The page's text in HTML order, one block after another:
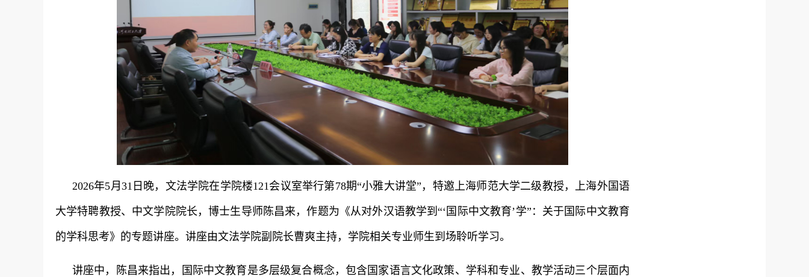
2026年5月31日晚，文法学院在学院楼121会议室举行第78期“小雅大讲堂”，特邀上海师范大学二级教授， 上海外国语
大学特聘教授、中文学院院长，博士生导师 陈昌来，作题为《从对外汉语教学到“‘国际中文教育’学”：关于国际中文教育
的学科思考》 的专题讲座。讲座由文法学院副院长曹爽主持，学院相关专业师生到场聆听学习。
讲座中，陈昌来指出，国际中文教育是多层级复合概念，包含国家语言文化政策、学科和专业、教学活动三个层面内